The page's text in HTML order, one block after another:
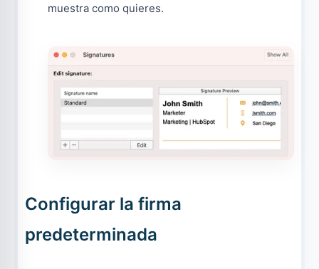
muestra como quieres.
Configurar la firma
predeterminada